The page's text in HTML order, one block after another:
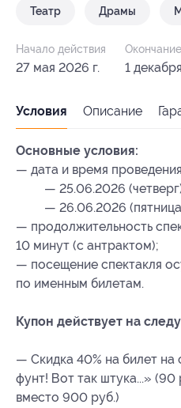
Театр Драмы
Начало действия
27 мая 2026 г. 1
Условия Описание
Основные условия:
— дата и время
— 25.06.2026
— 26.06.2026
— продолжительность
10 минут (с антрактом);
— посещение спектакля
по именным билетам.
Купон действует на
— Скидка 40% на билет на
фунт! Вот так штука...» (90
вместо 900 руб.)